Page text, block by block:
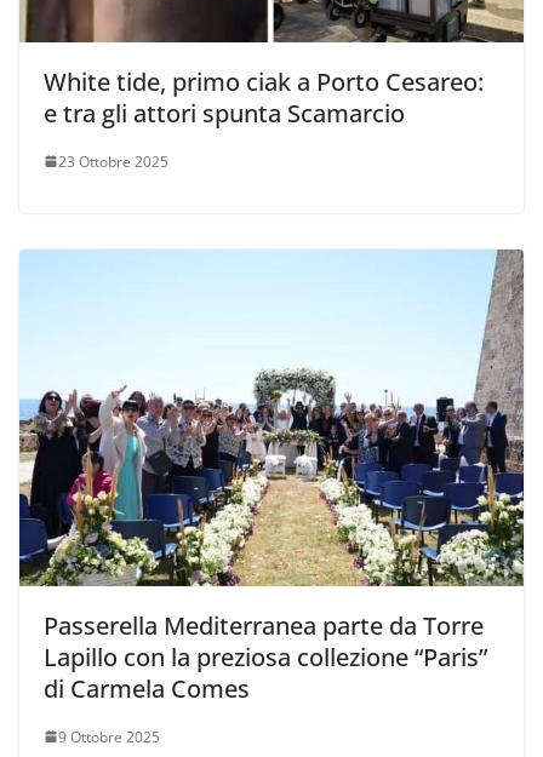
White tide, primo ciak a Porto Cesareo:
e tra gli attori spunta Scamarcio
23 Ottobre 2025
Passerella Mediterranea parte da Torre
Lapillo con la preziosa collezione “Paris”
di Carmela Comes
9 Ottobre 2025